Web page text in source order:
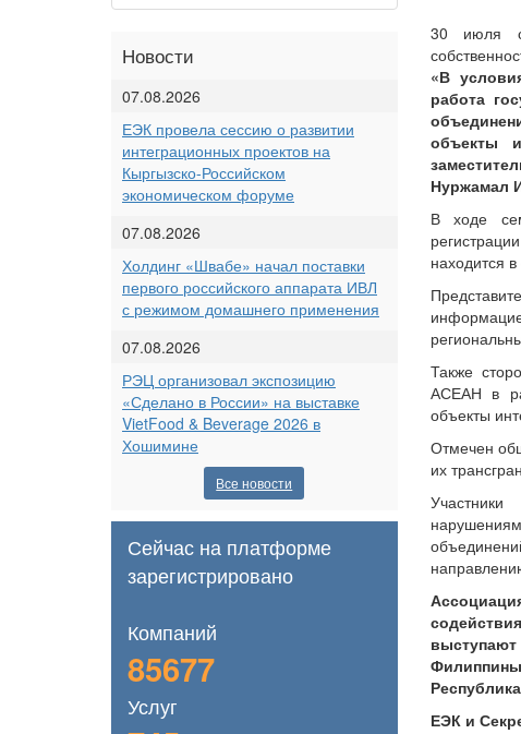
Новости
07.08.2026
ЕЭК провела сессию о развитии
интеграционных проектов на
Кыргызско-Российском
экономическом форуме
07.08.2026
Холдинг «Швабе» начал поставки
первого российского аппарата ИВЛ
с режимом домашнего применения
07.08.2026
РЭЦ организовал экспозицию
«Сделано в России» на выставке
VietFood & Beverage 2026 в
Хошимине
Все новости
Сейчас на платформе
зарегистрировано
Компаний
85677
Услуг
30 июля
«В
работа
объекты
Нуржамал
В ходе
находится
Также
АСЕАН в
объекты
Отмечен
их
ЕЭК и